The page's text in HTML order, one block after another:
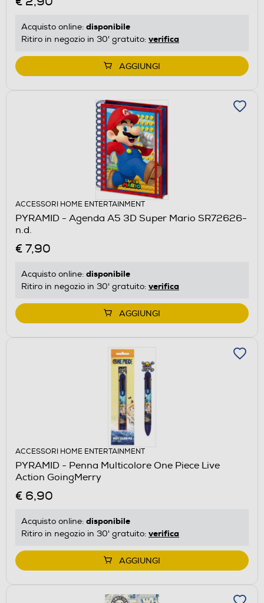
Acquisto online: disponibile
Ritiro in negozio in 30' gratuito: verifica
AGGIUNGI
ACCESSORI HOME ENTERTAINMENT
PYRAMID - Agenda A5 3D Super Mario SR72626-
n.d.
€ 7,90
Acquisto online: disponibile
Ritiro in negozio in 30' gratuito: verifica
AGGIUNGI
ACCESSORI HOME ENTERTAINMENT
PYRAMID - Penna Multicolore One Piece Live
Action GoingMerry
€ 6,90
Acquisto online: disponibile
Ritiro in negozio in 30' gratuito: verifica
AGGIUNGI